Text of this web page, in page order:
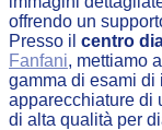
offrendo un
Presso il centro
Fanfani, mettiamo
gamma di esami
apparecchiature di
di alta qualità per